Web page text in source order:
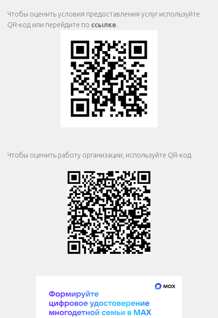
Чтобы оценить условия предоставления услуг используйте
QR-код или перейдите по ссылке.
Чтобы оценить работу организации, используйте QR-код